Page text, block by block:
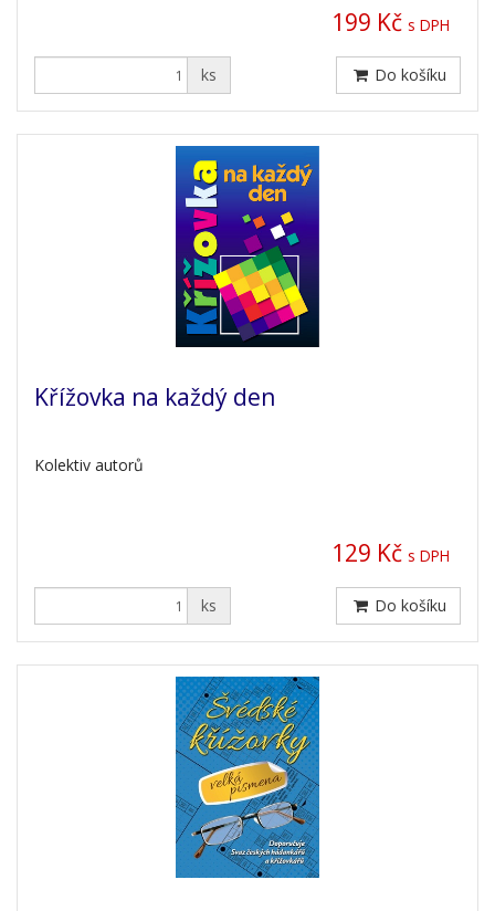
199 Kč s DPH
ks Do košíku
Křížovka na každý den
Kolektiv autorů
129 Kč s DPH
ks Do košíku